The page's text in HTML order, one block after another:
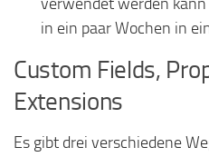
in ein paar Wochen in
Custom Fields,
Extensions
Es gibt drei verschiedene